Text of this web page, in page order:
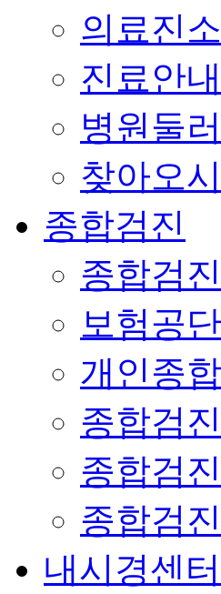
의료진
진료안내
병원둘
찾아오
종합검진
종합검
보험공
개인종
종합검
종합검
종합검
내시경센터